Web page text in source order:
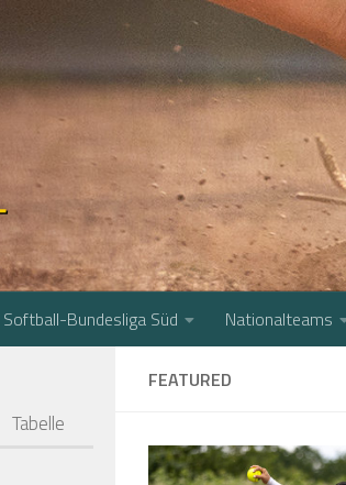
Softball-Bundesliga Süd Nationalteams
FEATURED
Tabelle